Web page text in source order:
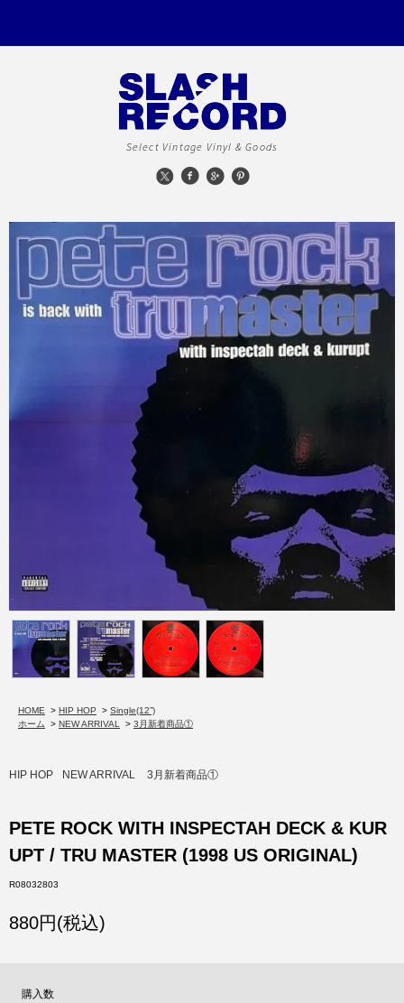
Select Vintage Vinyl & Goods
HOME > HIP HOP > Single(12”)
ホーム
> NEW ARRIVAL > 3月新着商品①
HIP HOP NEW ARRIVAL 3月新着商品①
PETE ROCK WITH INSPECTAH DECK & KUR
UPT / TRU MASTER (1998 US ORIGINAL)
R08032803
880円(税込)
購入数